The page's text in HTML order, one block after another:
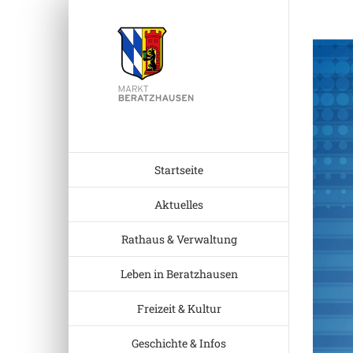
Startseite
Aktuelles
Rathaus & Verwaltung
Leben in Beratzhausen
Freizeit & Kultur
Geschichte & Infos
Zeige
Bild